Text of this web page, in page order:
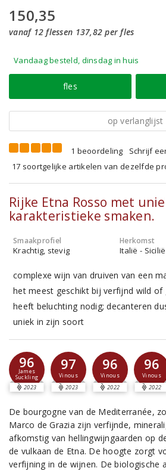
150,35
vanaf 12 flessen 137,82 per fles
Vandaag besteld, dinsdag in huis
fles
op verlanglijst
1 beoordeling
Schrijf
17 soortgelijke artikelen van dezelfde
Rijke Etna Rosso met
karakteristieke smaken.
Smaakprofiel
Krachtig, stevig
Herkomst
Italië - Sicilië
complexe wijn van druiven van een
het meest geschikt bij verfijnd wild of
heeft beluchting nodig; decanteren
uniek in zijn soort
96
James
Suckling
2023
97
Vinous
2023
96
Vinous
2022
96
Vinous
2022
De bourgogne van de Mediterranée,
Marco de Grazia zijn verfijnde,
afkomstig van hellingwijngaarden op
de vulkaan de Etna. De hoogte zorgt
verfijning in de wijnen. De biologische